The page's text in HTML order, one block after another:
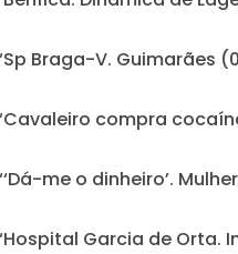
Braga-V. Guimarães
compra
me o dinheiro’.
Garcia de Orta.